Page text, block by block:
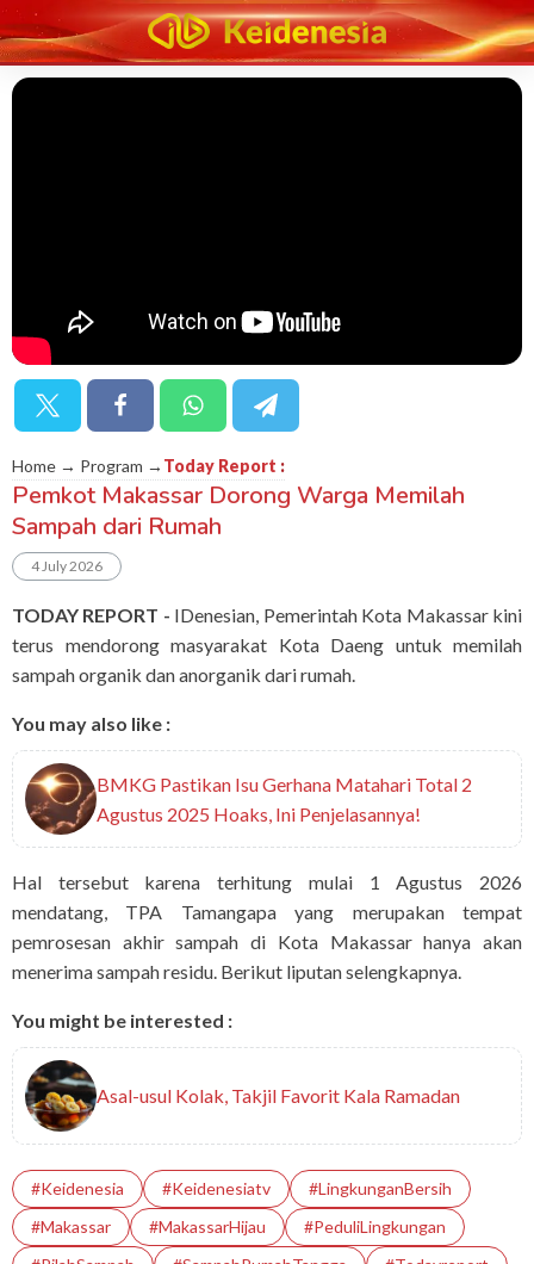
Home → Program → Today Report :
Pemkot Makassar Dorong Warga Memilah
Sampah dari Rumah
4 July 2026
TODAY REPORT - IDenesian, Pemerintah Kota Makassar kini
terus mendorong masyarakat Kota Daeng untuk memilah
sampah organik dan anorganik dari rumah.
You may also like :
BMKG Pastikan Isu Gerhana Matahari Total 2
Agustus 2025 Hoaks, Ini Penjelasannya!
Hal tersebut karena terhitung mulai 1 Agustus 2026
mendatang, TPA Tamangapa yang merupakan tempat
pemrosesan akhir sampah di Kota Makassar hanya akan
menerima sampah residu. Berikut liputan selengkapnya.
You might be interested :
Asal-usul Kolak, Takjil Favorit Kala Ramadan
#Keidenesia #Keidenesiatv
#LingkunganBersih
#makassar
#MakassarHijau
#PeduliLingkungan